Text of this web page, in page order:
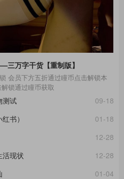
万字干货【重制版】
会员下方五折通过瞳币点击解锁本
锁通过瞳币获取
09-18
测试
01-18
书）
12-28
12-28
活现状
01-04